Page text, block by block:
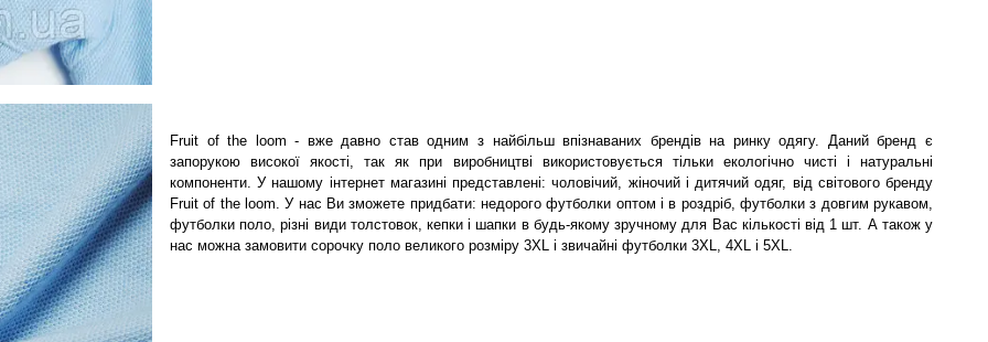
Fruit of the loom - вже давно став одним з найбільш впізнаваних брендів на ринку одягу. Даний бренд є
запорукою високої якості, так як при виробництві використовується тільки екологічно чисті і натуральні
компоненти. У нашому інтернет магазині представлені: чоловічий, жіночий і дитячий одяг, від світового бренду
Fruit of the loom. У нас Ви зможете придбати: недорого футболки оптом і в роздріб, футболки з довгим рукавом,
футболки поло, різні види толстовок, кепки і шапки в будь-якому зручному для Вас кількості від 1 шт. А також у
нас можна замовити сорочку поло великого розміру 3XL і звичайні футболки 3XL, 4XL і 5XL.